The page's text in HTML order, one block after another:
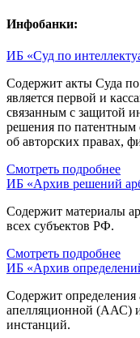
Инфобанки:
ИБ «Суд по
Содержит акты Суда
является первой и
связанным с защитой
решения по патентным
об авторских правах,
Смотреть подробнее
ИБ «Архив решений
Содержит материалы
всех субъектов РФ.
Смотреть подробнее
ИБ «Архив
Содержит
апелляционной (ААС)
инстанций.